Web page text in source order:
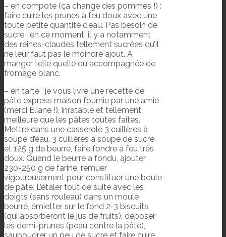
– en compote (ça change des pommes !) :
faire cuire les prunes à feu doux avec une
toute petite quantité d’eau. Pas besoin de
sucre : en ce moment, il y a notamment
des reines-claudes tellement sucrées qu’il
ne leur faut pas le moindre ajout. A
manger telle quelle ou accompagnée de
fromage blanc.
– en tarte : je vous livre une recette de
pâte express maison fournie par une amie
(merci Eliane !), inratable et tellement
meilleure que les pâtes toutes faites.
Mettre dans une casserole 3 cuillères à
soupe d’eau, 3 cuillères à soupe de sucre
et 125 g de beurre, faire fondre à feu très
doux. Quand le beurre a fondu, ajouter
230-250 g de farine, remuer
vigoureusement pour constituer une boule
de pâte. L’étaler tout de suite avec les
doigts (sans rouleau) dans un moule
beurré, émietter sur le fond 2-3 biscuits
(qui absorberont le jus de fruits), déposer
les demi-prunes (peau contre la pâte),
saupoudrer un peu de sucre et faire cuire